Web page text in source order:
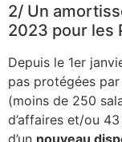
2/ Un
2023 pour les
Depuis le 1er
pas protégées
(moins de 250
d’affaires et/ou
d’un nouveau